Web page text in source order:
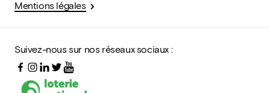
Mentions légales
Suivez-nous sur nos réseaux sociaux :